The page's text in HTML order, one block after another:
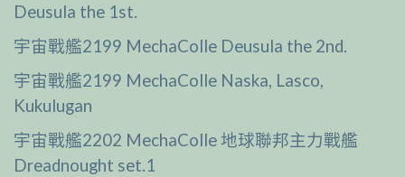
Deusula the 1st.
宇宙戰艦2199 MechaColle Deusula the 2nd.
宇宙戰艦2199 MechaColle Naska, Lasco,
Kukulugan
宇宙戰艦2202 MechaColle 地球聯邦主力戰艦
Dreadnought set.1